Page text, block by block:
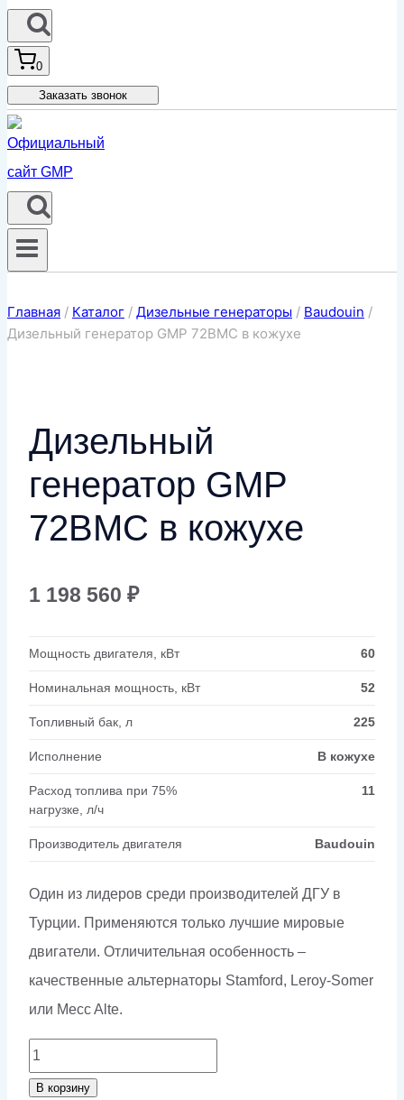
0
Заказать звонок
Главная / Каталог / Дизельные генераторы / Baudouin /
Дизельный генератор GMP 72BMC в кожухе
Дизельный
генератор GMP
72BMC в кожухе
1 198 560 ₽
Мощность двигателя, кВт 60
Номинальная мощность, кВт 52
Топливный бак, л 225
Исполнение В кожухе
Расход топлива при 75%
нагрузке, л/ч
11
Производитель двигателя Baudouin
Один из лидеров среди производителей ДГУ в
Турции. Применяются только лучшие мировые
двигатели. Отличительная особенность –
качественные альтернаторы Stamford, Leroy-Somer
или Mecc Alte.
Количество
товара
В корзину